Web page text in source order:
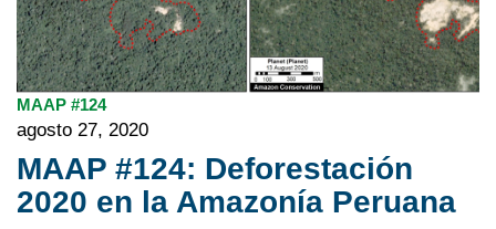
MAAP #124
agosto 27, 2020
MAAP #124: Deforestación
2020 en la Amazonía Peruana